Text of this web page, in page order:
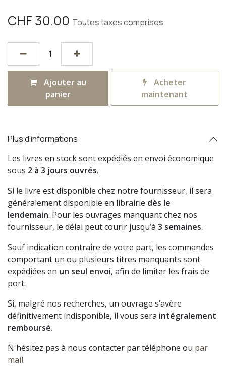
CHF30.00 Toutes taxes comprises
Ajouter au
panier
Acheter
maintenant
Plus d'informations
Les livres en stock sont expédiés en envoi économique
sous 2 à 3 jours ouvrés.
Si le livre est disponible chez notre fournisseur, il sera
généralement disponible en librairie dès le
lendemain. Pour les ouvrages manquant chez nos
fournisseur, le délai peut courir jusqu’à 3 semaines.
Sauf indication contraire de votre part, les commandes
comportant un ou plusieurs titres manquants sont
expédiées en un seul envoi, afin de limiter les frais de
port.
Si, malgré nos recherches, un ouvrage s’avère
définitivement indisponible, il vous sera intégralement
remboursé.
N'hésitez pas à nous contacter par téléphone ou par
mail.